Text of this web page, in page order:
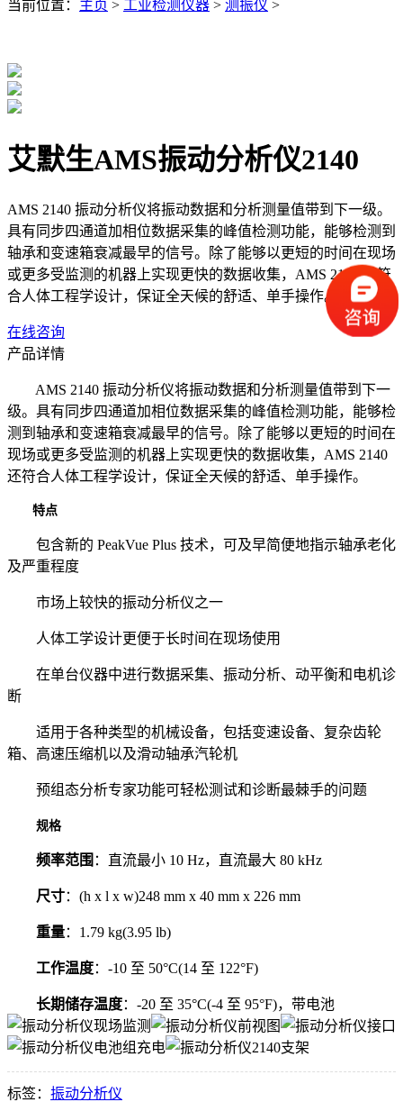
当前位置： 主页 > 工业检测仪器 > 测振仪 >
艾默生AMS振动分析仪2140
AMS 2140 振动分析仪将振动数据和分析测量值带到下一级。
具有同步四通道加相位数据采集的峰值检测功能，能够检测到
轴承和变速箱衰减最早的信号。除了能够以更短的时间在现场
或更多受监测的机器上实现更快的数据收集，AMS 2140 还符
合人体工程学设计，保证全天候的舒适、单手操作。
在线咨询
产品详情
AMS 2140 振动分析仪将振动数据和分析测量值带到下一
级。具有同步四通道加相位数据采集的峰值检测功能，能够检
测到轴承和变速箱衰减最早的信号。除了能够以更短的时间在
现场或更多受监测的机器上实现更快的数据收集，AMS 2140
还符合人体工程学设计，保证全天候的舒适、单手操作。
特点
包含新的 PeakVue Plus 技术，可及早简便地指示轴承老化
及严重程度
市场上较快的振动分析仪之一
人体工学设计更便于长时间在现场使用
在单台仪器中进行数据采集、振动分析、动平衡和电机诊
断
适用于各种类型的机械设备，包括变速设备、复杂齿轮
箱、高速压缩机以及滑动轴承汽轮机
预组态分析专家功能可轻松测试和诊断最棘手的问题
规格
频率范围 ：直流最小 10 Hz，直流最大 80 kHz
尺寸：(h x l x w)248 mm x 40 mm x 226 mm
重量：1.79 kg(3.95 lb)
工作温度：-10 至 50°C(14 至 122°F)
长期储存温度：-20 至 35°C(-4 至 95°F)，带电池
标签： 振动分析仪